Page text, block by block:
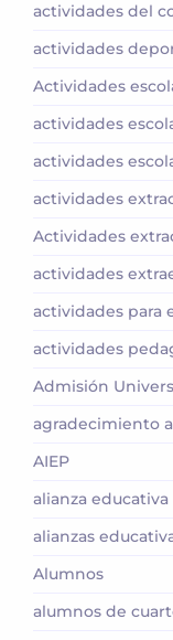
actividades del
actividades
Actividades
actividades
actividades
actividades
Actividades
actividades
actividades para
actividades
Admisión
agradecimiento
AIEP
alianza educativa
alianzas
Alumnos
alumnos de